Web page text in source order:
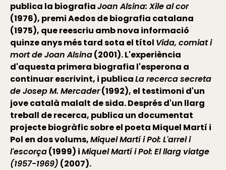
publica la biografiaJoan Alsina: Xile al cor
(1976), premi Aedos de biografia catalana
(1975), que reescriu amb nova informació
quinze anys més tard sota el títol Vida, comiat i
mort de Joan Alsina(2001). L'experiència
d'aquesta primera biografia l'esperona a
continuar escrivint, i publicaLa recerca secreta
de Josep M. Mercader(1992), el testimoni d'un
jove català malalt de sida. Després d'un llarg
treball de recerca, publica un documentat
projecte biogràfic sobre el poeta Miquel Martí i
Pol en dos volums,Miquel Martí i Pol: L'arrel i
l'escorça(1999) iMiquel Martí i Pol: El llarg viatge
(1957-1969) (2007).